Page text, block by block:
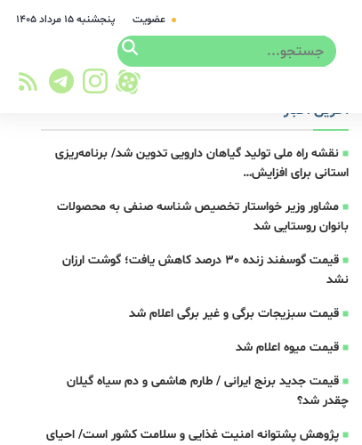
عضویت پنجشنبه ۱۵ مرداد ۱۴۰۵
آخرین اخبار
نقشه راه ملی تولید گیاهان دارویی تدوین شد/ برنامه‌ریزی
استانی برای افزایش…
مشاور وزیر خواستار تخصیص شناسه صنفی به محصولات
بانوان روستایی شد
قیمت گوسفند زنده 30 درصد کاهش یافت؛ گوشت ارزان
نشد
قیمت سبزیجات برگی و غیر برگی اعلام شد
قیمت میوه اعلام شد
قیمت جدید برنج ایرانی / طارم هاشمی و دم سیاه گیلان
چقدر شد؟
پژوهش پشتوانه امنیت غذایی و سلامت کشور است/ احیای